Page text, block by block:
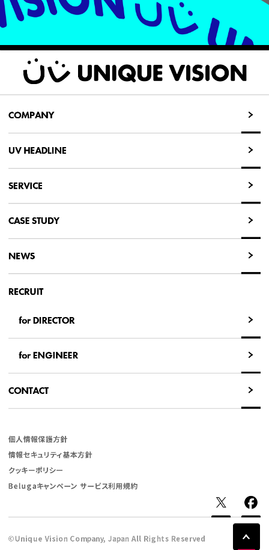
COMPANY
UV HEADLINE
SERVICE
CASE STUDY
NEWS
RECRUIT
for DIRECTOR
for ENGINEER
CONTACT
個人情報保護方針
情報セキュリティ基本方針
クッキーポリシー
Belugaキャンペーン サービス利用規約
©Unique Vision Company, Japan All Rights Reserved